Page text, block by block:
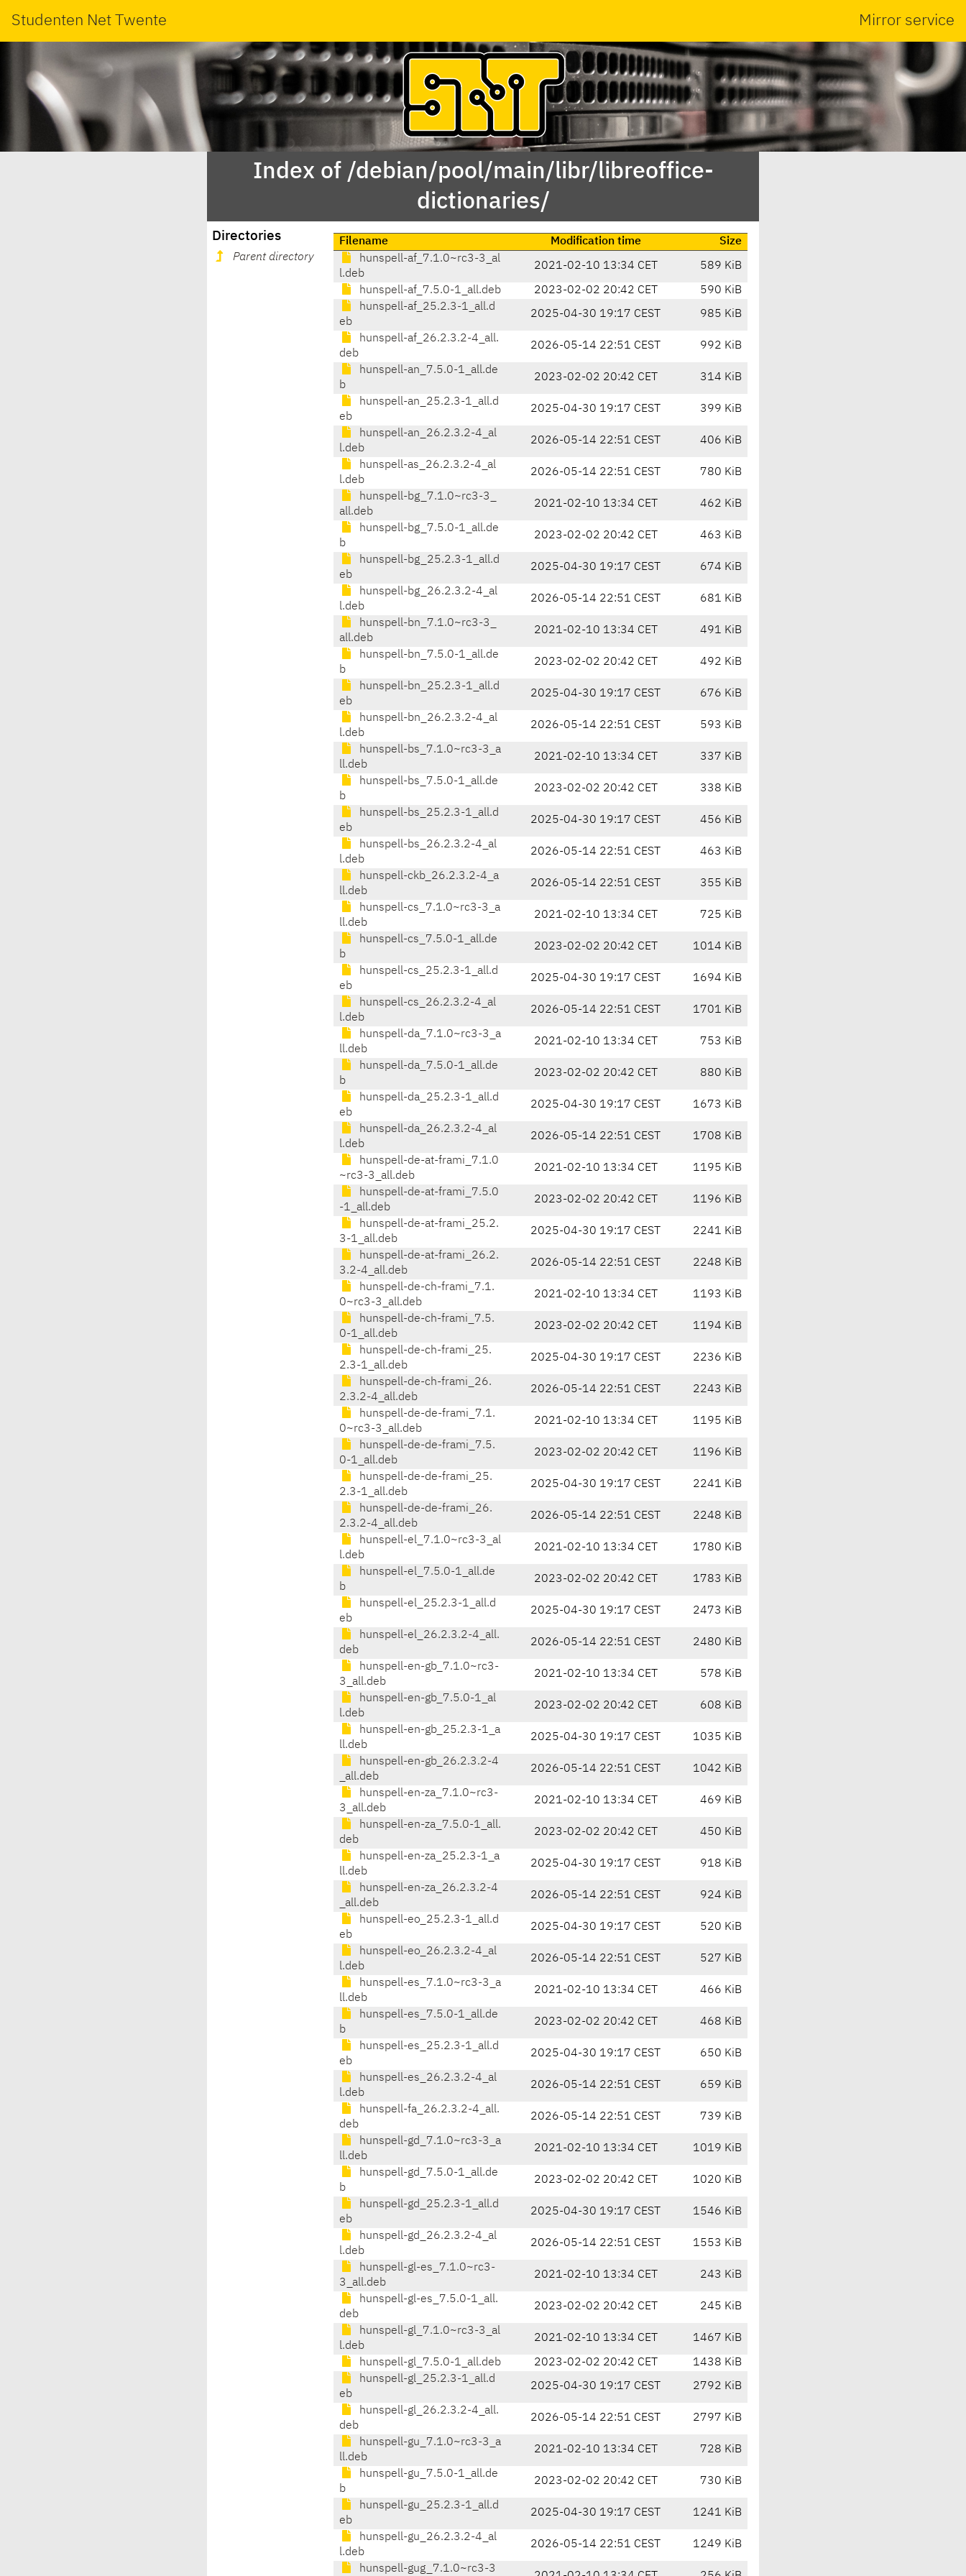
Studenten Net Twente Mirror service
Index of /debian/pool/main/libr/libreoffice-
dictionaries/
Directories
Parent directory
Filename Modification time
Size
hunspell-af_7.1.0~rc3-3_al
l.deb
2021-02-10 13:34 CET 589 KiB
hunspell-af_7.5.0-1_all.deb 2023-02-02 20:42 CET
590 KiB
hunspell-af_25.2.3-1_all.d
eb
2025-04-30 19:17 CEST 985 KiB
hunspell-af_26.2.3.2-4_all.
deb
2026-05-14 22:51 CEST 992 KiB
hunspell-an_7.5.0-1_all.de
b
2023-02-02 20:42 CET 314 KiB
hunspell-an_25.2.3-1_all.d
eb
2025-04-30 19:17 CEST 399 KiB
hunspell-an_26.2.3.2-4_al
l.deb
2026-05-14 22:51 CEST 406 KiB
hunspell-as_26.2.3.2-4_al
l.deb
2026-05-14 22:51 CEST 780 KiB
hunspell-bg_7.1.0~rc3-3_
all.deb
2021-02-10 13:34 CET 462 KiB
hunspell-bg_7.5.0-1_all.de
b
2023-02-02 20:42 CET 463 KiB
hunspell-bg_25.2.3-1_all.d
eb
2025-04-30 19:17 CEST 674 KiB
hunspell-bg_26.2.3.2-4_al
l.deb
2026-05-14 22:51 CEST 681 KiB
hunspell-bn_7.1.0~rc3-3_
all.deb
2021-02-10 13:34 CET 491 KiB
hunspell-bn_7.5.0-1_all.de
b
2023-02-02 20:42 CET 492 KiB
hunspell-bn_25.2.3-1_all.d
eb
2025-04-30 19:17 CEST 676 KiB
hunspell-bn_26.2.3.2-4_al
l.deb
2026-05-14 22:51 CEST 593 KiB
hunspell-bs_7.1.0~rc3-3_a
ll.deb
2021-02-10 13:34 CET 337 KiB
hunspell-bs_7.5.0-1_all.de
b
2023-02-02 20:42 CET 338 KiB
hunspell-bs_25.2.3-1_all.d
eb
2025-04-30 19:17 CEST 456 KiB
hunspell-bs_26.2.3.2-4_al
l.deb
2026-05-14 22:51 CEST 463 KiB
hunspell-ckb_26.2.3.2-4_a
ll.deb
2026-05-14 22:51 CEST 355 KiB
hunspell-cs_7.1.0~rc3-3_a
ll.deb
2021-02-10 13:34 CET 725 KiB
hunspell-cs_7.5.0-1_all.de
b
2023-02-02 20:42 CET 1014 KiB
hunspell-cs_25.2.3-1_all.d
eb
2025-04-30 19:17 CEST 1694 KiB
hunspell-cs_26.2.3.2-4_al
l.deb
2026-05-14 22:51 CEST 1701 KiB
hunspell-da_7.1.0~rc3-3_a
ll.deb
2021-02-10 13:34 CET 753 KiB
hunspell-da_7.5.0-1_all.de
b
2023-02-02 20:42 CET 880 KiB
hunspell-da_25.2.3-1_all.d
eb
2025-04-30 19:17 CEST 1673 KiB
hunspell-da_26.2.3.2-4_al
l.deb
2026-05-14 22:51 CEST 1708 KiB
hunspell-de-at-frami_7.1.0
~rc3-3_all.deb
2021-02-10 13:34 CET 1195 KiB
hunspell-de-at-frami_7.5.0
-1_all.deb
2023-02-02 20:42 CET 1196 KiB
hunspell-de-at-frami_25.2.
3-1_all.deb
2025-04-30 19:17 CEST 2241 KiB
hunspell-de-at-frami_26.2.
3.2-4_all.deb
2026-05-14 22:51 CEST 2248 KiB
hunspell-de-ch-frami_7.1.
0~rc3-3_all.deb
2021-02-10 13:34 CET 1193 KiB
hunspell-de-ch-frami_7.5.
0-1_all.deb
2023-02-02 20:42 CET 1194 KiB
hunspell-de-ch-frami_25.
2.3-1_all.deb
2025-04-30 19:17 CEST 2236 KiB
hunspell-de-ch-frami_26.
2.3.2-4_all.deb
2026-05-14 22:51 CEST 2243 KiB
hunspell-de-de-frami_7.1.
0~rc3-3_all.deb
2021-02-10 13:34 CET 1195 KiB
hunspell-de-de-frami_7.5.
0-1_all.deb
2023-02-02 20:42 CET 1196 KiB
hunspell-de-de-frami_25.
2.3-1_all.deb
2025-04-30 19:17 CEST 2241 KiB
hunspell-de-de-frami_26.
2.3.2-4_all.deb
2026-05-14 22:51 CEST 2248 KiB
hunspell-el_7.1.0~rc3-3_al
l.deb
2021-02-10 13:34 CET 1780 KiB
hunspell-el_7.5.0-1_all.de
b
2023-02-02 20:42 CET 1783 KiB
hunspell-el_25.2.3-1_all.d
eb
2025-04-30 19:17 CEST 2473 KiB
hunspell-el_26.2.3.2-4_all.
deb
2026-05-14 22:51 CEST 2480 KiB
hunspell-en-gb_7.1.0~rc3-
3_all.deb
2021-02-10 13:34 CET 578 KiB
hunspell-en-gb_7.5.0-1_al
l.deb
2023-02-02 20:42 CET 608 KiB
hunspell-en-gb_25.2.3-1_a
ll.deb
2025-04-30 19:17 CEST 1035 KiB
hunspell-en-gb_26.2.3.2-4
_all.deb
2026-05-14 22:51 CEST 1042 KiB
hunspell-en-za_7.1.0~rc3-
3_all.deb
2021-02-10 13:34 CET 469 KiB
hunspell-en-za_7.5.0-1_all.
deb
2023-02-02 20:42 CET 450 KiB
hunspell-en-za_25.2.3-1_a
ll.deb
2025-04-30 19:17 CEST 918 KiB
hunspell-en-za_26.2.3.2-4
_all.deb
2026-05-14 22:51 CEST 924 KiB
hunspell-eo_25.2.3-1_all.d
eb
2025-04-30 19:17 CEST 520 KiB
hunspell-eo_26.2.3.2-4_al
l.deb
2026-05-14 22:51 CEST 527 KiB
hunspell-es_7.1.0~rc3-3_a
ll.deb
2021-02-10 13:34 CET 466 KiB
hunspell-es_7.5.0-1_all.de
b
2023-02-02 20:42 CET 468 KiB
hunspell-es_25.2.3-1_all.d
eb
2025-04-30 19:17 CEST 650 KiB
hunspell-es_26.2.3.2-4_al
l.deb
2026-05-14 22:51 CEST 659 KiB
hunspell-fa_26.2.3.2-4_all.
deb
2026-05-14 22:51 CEST 739 KiB
hunspell-gd_7.1.0~rc3-3_a
ll.deb
2021-02-10 13:34 CET 1019 KiB
hunspell-gd_7.5.0-1_all.de
b
2023-02-02 20:42 CET 1020 KiB
hunspell-gd_25.2.3-1_all.d
eb
2025-04-30 19:17 CEST 1546 KiB
hunspell-gd_26.2.3.2-4_al
l.deb
2026-05-14 22:51 CEST 1553 KiB
hunspell-gl-es_7.1.0~rc3-
3_all.deb
2021-02-10 13:34 CET 243 KiB
hunspell-gl-es_7.5.0-1_all.
deb
2023-02-02 20:42 CET 245 KiB
hunspell-gl_7.1.0~rc3-3_al
l.deb
2021-02-10 13:34 CET 1467 KiB
hunspell-gl_7.5.0-1_all.deb 2023-02-02 20:42 CET
1438 KiB
hunspell-gl_25.2.3-1_all.d
eb
2025-04-30 19:17 CEST 2792 KiB
hunspell-gl_26.2.3.2-4_all.
deb
2026-05-14 22:51 CEST 2797 KiB
hunspell-gu_7.1.0~rc3-3_a
ll.deb
2021-02-10 13:34 CET 728 KiB
hunspell-gu_7.5.0-1_all.de
b
2023-02-02 20:42 CET 730 KiB
hunspell-gu_25.2.3-1_all.d
eb
2025-04-30 19:17 CEST 1241 KiB
hunspell-gu_26.2.3.2-4_al
l.deb
2026-05-14 22:51 CEST 1249 KiB
hunspell-gug_7.1.0~rc3-3